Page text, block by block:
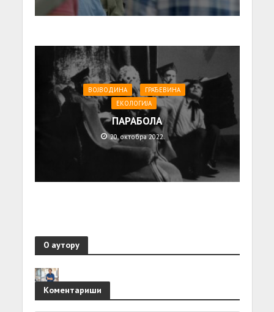
ВОЈВОДИНА
ГРАЂЕВИНА
ЕКОЛОГИЈА
ПАРАБОЛА
20. октобра 2022.
О аутору
Коментариши